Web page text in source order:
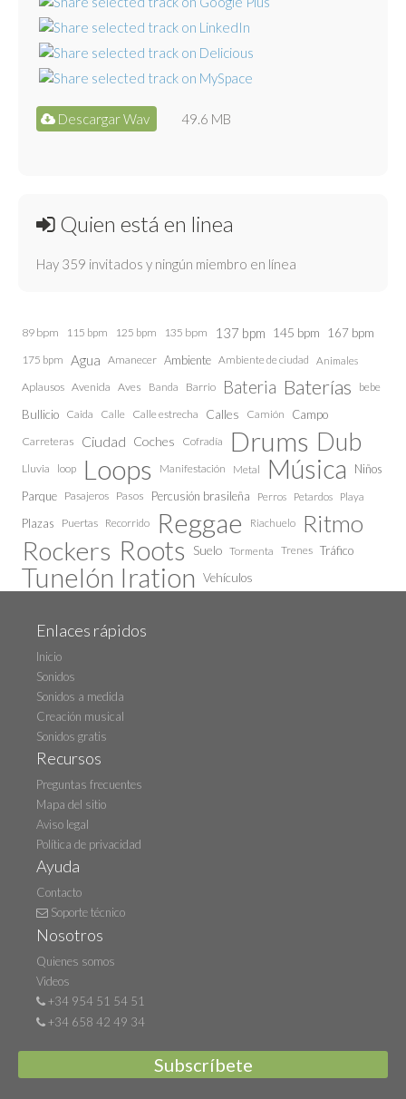
Descargar Wav 49.6 MB
Quien está en linea
Hay 359 invitados y ningún miembro en línea
89 bpm 115 bpm 125 bpm 135 bpm 137 bpm 145 bpm 167 bpm
175 bpm Agua Amanecer Ambiente Ambiente de ciudad Animales
Aplausos Avenida Aves Banda Barrio Bateria Baterías bebe
Bullicio Caida Calle Calle estrecha Calles Camión Campo
Carreteras Ciudad Coches Cofradía Drums Dub
Lluvia loop Loops Manifestación Metal Música
Niños
Parque Pasajeros Pasos Percusión brasileña Perros Petardos Playa
Plazas Puertas Recorrido Reggae Riachuelo Ritmo
Rockers Roots Suelo Tormenta Trenes Tráfico
Tunelón Iration Vehículos
Enlaces rápidos
Inicio
Sonidos
Sonidos a medida
Creación musical
Sonidos gratis
Recursos
Preguntas frecuentes
Mapa del sitio
Aviso legal
Política de privacidad
Ayuda
Contacto
Soporte técnico
Nosotros
Quienes somos
Videos
+34 954 51 54 51
+34 658 42 49 34
Subscríbete